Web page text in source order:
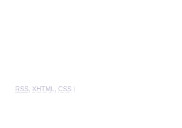
RSS XHTML CSS |